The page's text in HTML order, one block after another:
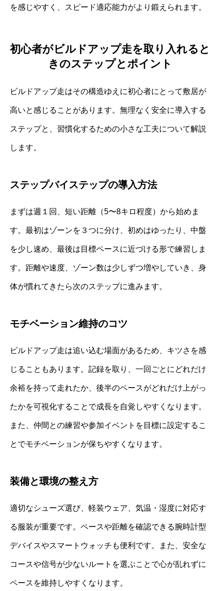
を感じやすく、スピード適応能力がより鍛えられます。
初心者がビルドアップ走を取り入れると
きのステップとポイント
ビルドアップ走はその構造ゆえに初心者にとって敷居が
高いと感じることがあります。無理なく安全に導入する
ステップと、習慣化するための小さな工夫について解説
します。
ステップバイステップの導入方法
まずは週１回、短い距離（5〜8キロ程度）から始めま
す。最初はゾーンを３つに分け、初めはゆったり、中盤
を少し速め、最後は目標ペースに近づける形で練習しま
す。距離や速度、ゾーン数は少しずつ増やしていき、身
体が慣れてきたら次のステップに進みます。
モチベーション維持のコツ
ビルドアップ走は追い込む場面があるため、キツさを感
じることもあります。記録を取り、一回ごとにどれだけ
余裕を持って走れたか、後半のペースがどれだけ上がっ
たかを可視化することで成長を自覚しやすくなります。
また、仲間との練習や参加イベントを目標に設定するこ
とでモチベーションが保ちやすくなります。
装備と環境の整え方
適切なシューズ選び、軽装ウェア、気温・湿度に対応す
る服装が重要です。ペースや距離を確認できる腕時計型
デバイスやスマートウォッチも便利です。また、安全な
コースや信号が少ないルートを選ぶことで心が乱れずに
ペースを維持しやすくなります。